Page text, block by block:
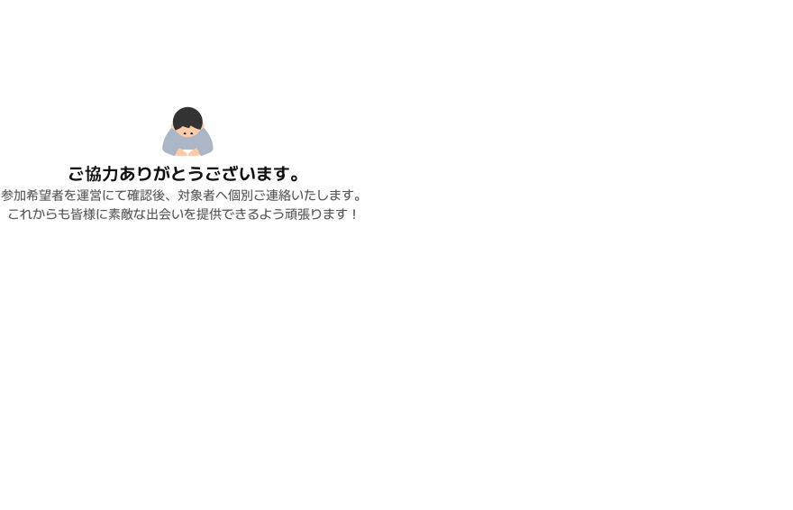
ご協力ありがとうございます。
参加希望者を運営にて確認後、対象者へ個別ご連絡いたします。
これからも皆様に素敵な出会いを提供できるよう頑張ります！